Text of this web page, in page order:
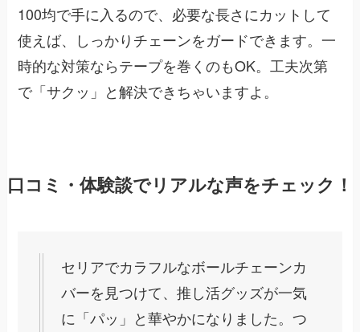
100均で手に入るので、必要な長さにカットして
使えば、しっかりチェーンをガードできます。一
時的な対策ならテープを巻くのもOK。工夫次第
で「サクッ」と解決できちゃいますよ。
口コミ・体験談でリアルな声をチェック！
セリアでカラフルなボールチェーンカ
バーを見つけて、推し活グッズが一気
に「パッ」と華やかになりました。つ